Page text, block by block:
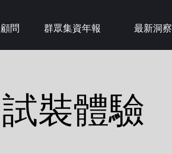
問 群眾集資年報 最新洞察
裝體驗